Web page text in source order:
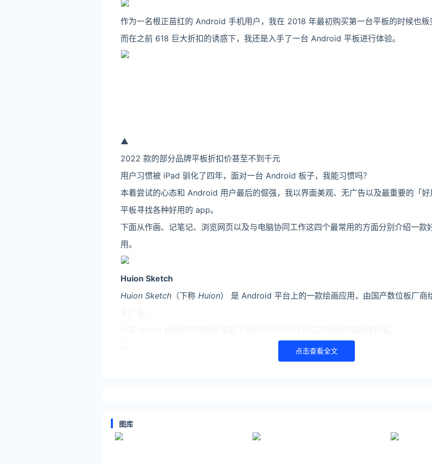
作为一名根正苗红的 Android 手机用户，我在 2018 年最初购买第一台平板的时候也
而在之前 618 巨大折扣的诱惑下，我还是入手了一台 Android 平板进行体验。
▲
2022 款的部分品牌平板折扣价甚至不到千元
用户习惯被 iPad 驯化了四年，面对一台 Android 板子，我能习惯吗？
本着尝试的心态和 Android 用户最后的倔强，我以界面美观、无广告以及最重要的「
平板寻找各种好用的 app。
下面从作画、记笔记、浏览网页以及与电脑协同工作这四个最常用的方面分别介绍一
用。
Huion Sketch
Huion Sketch （下称 Huion） 是 Android 平台上的一款绘画应用，由国产数位板厂商
App 的绘图页面简洁清爽，左边为调节笔刷大小和透明度的滑块，右上方则是绘图应用
第一个工具集包含导入图片、打开临摹参考窗口、添加直线、圆形、三角等标准图形和
点击查看全文
图库